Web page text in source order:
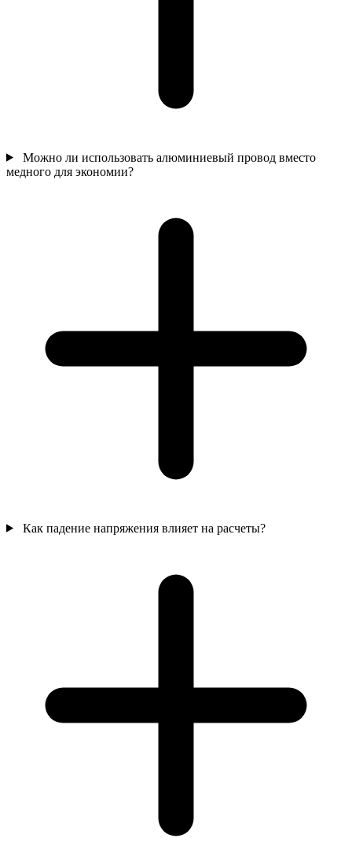
Можно ли использовать алюминиевый провод вместо
медного для экономии?
Как падение напряжения влияет на расчеты?